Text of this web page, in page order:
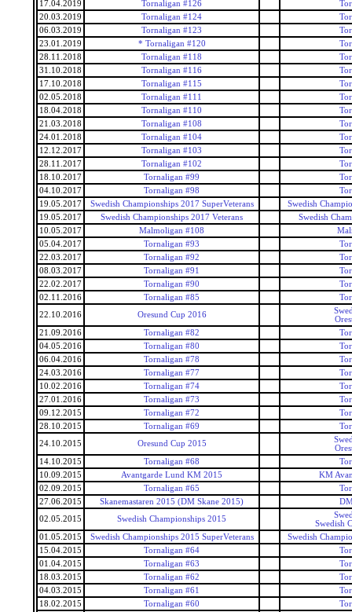
17.04.2019
Tornaligan #126
20.03.2019
Tornaligan #124
06.03.2019
Tornaligan #123
23.01.2019
* Tornaligan #120
28.11.2018
Tornaligan #118
31.10.2018
Tornaligan #116
17.10.2018
Tornaligan #115
02.05.2018
Tornaligan #111
18.04.2018
Tornaligan #110
21.03.2018
Tornaligan #108
24.01.2018
Tornaligan #104
12.12.2017
Tornaligan #103
28.11.2017
Tornaligan #102
18.10.2017
Tornaligan #99
04.10.2017
Tornaligan #98
19.05.2017
Swedish Championships 2017 SuperVeterans
Swedish
19.05.2017
Swedish Championships 2017 Veterans
Swedish
10.05.2017
Malmoligan #108
05.04.2017
Tornaligan #93
22.03.2017
Tornaligan #92
08.03.2017
Tornaligan #91
22.02.2017
Tornaligan #90
02.11.2016
Tornaligan #85
22.10.2016
Oresund Cup 2016
21.09.2016
Tornaligan #82
04.05.2016
Tornaligan #80
06.04.2016
Tornaligan #78
24.03.2016
Tornaligan #77
10.02.2016
Tornaligan #74
27.01.2016
Tornaligan #73
09.12.2015
Tornaligan #72
28.10.2015
Tornaligan #69
24.10.2015
Oresund Cup 2015
14.10.2015
Tornaligan #68
10.09.2015
Avantgarde Lund KM 2015
KM
02.09.2015
Tornaligan #65
27.06.2015
Skanemastaren 2015 (DM Skane 2015)
02.05.2015
Swedish Championships 2015
Swedish
01.05.2015
Swedish Championships 2015 SuperVeterans
Swedish
15.04.2015
Tornaligan #64
01.04.2015
Tornaligan #63
18.03.2015
Tornaligan #62
04.03.2015
Tornaligan #61
18.02.2015
Tornaligan #60